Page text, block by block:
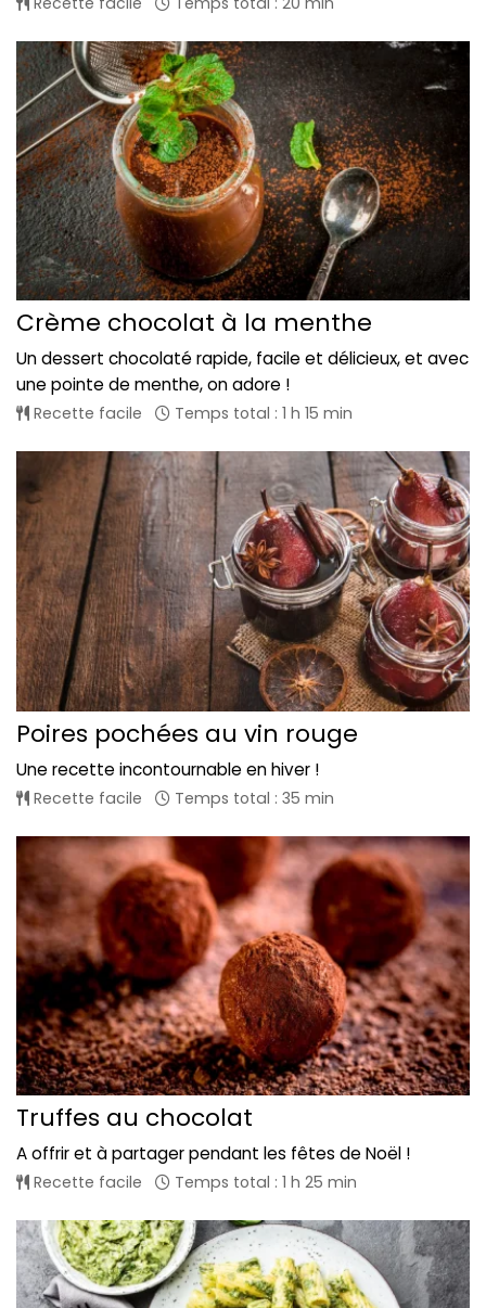
Crème chocolat à la menthe
Un dessert chocolaté rapide, facile et délicieux, et avec
une pointe de menthe, on adore !
Recette facile Temps total : 1 h 15 min
Poires pochées au vin rouge
Une recette incontournable en hiver !
Recette facile Temps total : 35 min
Truffes au chocolat
A offrir et à partager pendant les fêtes de Noël !
Recette facile Temps total : 1 h 25 min